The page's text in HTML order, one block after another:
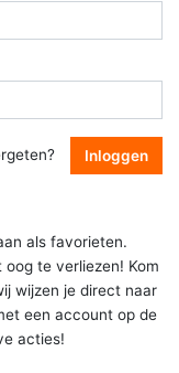
Inloggen
als favorieten.
te verliezen! Kom
wijzen je direct naar
een account op de
acties!